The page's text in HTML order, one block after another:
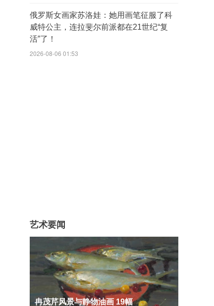
俄罗斯女画家苏洛娃：她用画笔征服了科
威特公主，连拉斐尔前派都在21世纪“复
活”了！
2026-08-06 01:53
艺术要闻
冉茂芹风景与静物油画 19幅